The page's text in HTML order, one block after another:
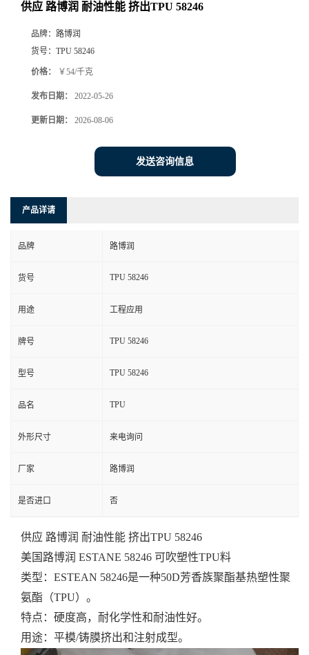
供应 路博润 耐油性能 挤出TPU 58246
品牌： 路博润
货号： TPU 58246
价格： ￥54/千克
发布日期： 2022-05-26
更新日期： 2026-08-06
发送咨询信息
产品详请
品牌 路博润
货号 TPU 58246
用途 工程应用
牌号 TPU 58246
型号 TPU 58246
品名 TPU
外形尺寸 来电询问
厂家 路博润
是否进口 否
供应 路博润 耐油性能 挤出TPU 58246
美国路博润 ESTANE 58246 可吹塑性TPU料
类型：ESTEAN 58246是一种50D芳香族聚酯基热塑性聚
氨酯（TPU）。
特点：硬度高，耐化学性和耐油性好。
用途：平模/铸膜挤出和注射成型。